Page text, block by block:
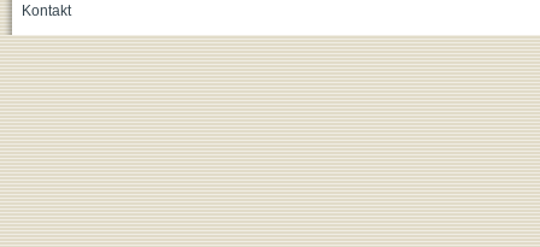
Kontakt